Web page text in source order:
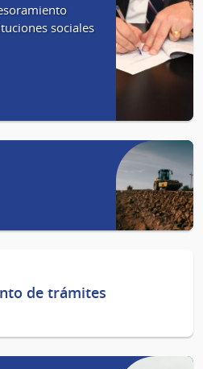
sociales
de trámites